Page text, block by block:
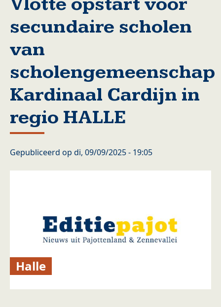
secundaire scholen
van
scholengemeenschap
Kardinaal Cardijn in
regio HALLE
Gepubliceerd op di, 09/09/2025 - 19:05
Halle